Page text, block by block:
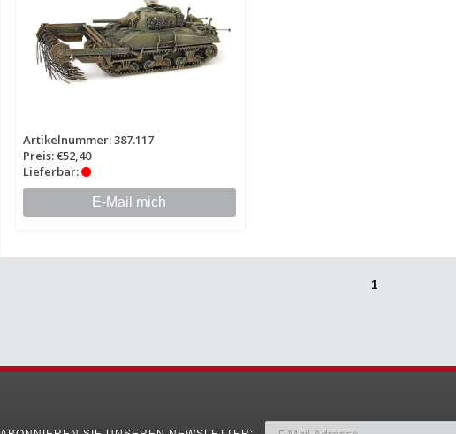
Artikelnummer: 387.117
Preis: €52,40
Lieferbar:
E-Mail mich
1